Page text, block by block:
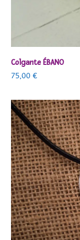
Colgante ÉBANO
75,00€